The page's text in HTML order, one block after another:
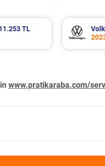
8.676 TL
www.pratikaraba.com/